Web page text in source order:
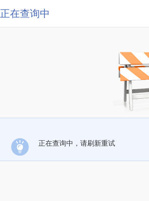
正在查询中
正在查询中，请刷新重试